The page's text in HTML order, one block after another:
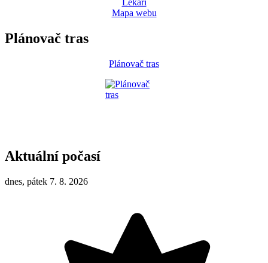
Lékaři
Mapa webu
Plánovač tras
Plánovač tras
Aktuální počasí
dnes, pátek 7. 8. 2026